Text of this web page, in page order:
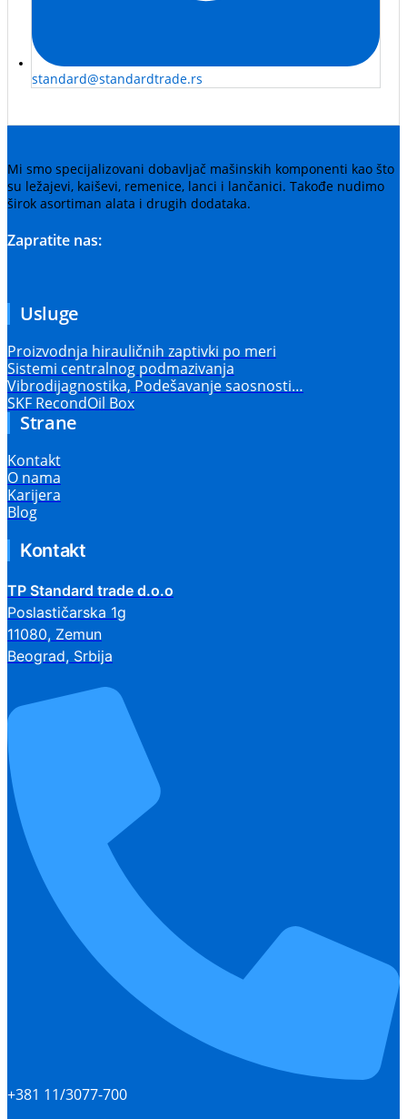
standard@standardtrade.rs
Mi smo specijalizovani dobavljač mašinskih komponenti kao što
su ležajevi, kaiševi, remenice, lanci i lančanici. Takođe nudimo
širok asortiman alata i drugih dodataka.
Zapratite nas:
Usluge
Proizvodnja hirauličnih zaptivki po meri
Sistemi centralnog podmazivanja
Vibrodijagnostika, Podešavanje saosnosti…
SKF RecondOil Box
Strane
Kontakt
O nama
Karijera
Blog
Kontakt
TP Standard trade d.o.o
Poslastičarska 1g
11080, Zemun
Beograd, Srbija
+381 11/3077-700